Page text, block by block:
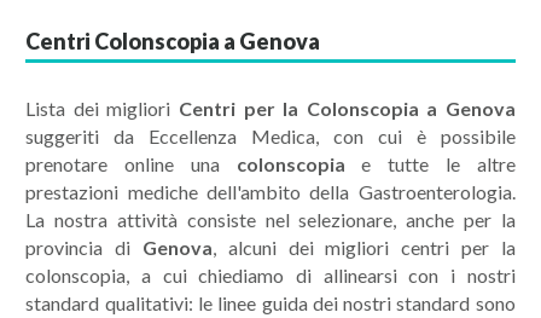
Centri Colonscopia a Genova
Lista dei migliori Centri per la Colonscopia a Genova
suggeriti da Eccellenza Medica, con cui è possibile
prenotare online una colonscopia e tutte le altre
prestazioni mediche dell'ambito della Gastroenterologia.
La nostra attività consiste nel selezionare, anche per la
provincia di Genova, alcuni dei migliori centri per la
colonscopia, a cui chiediamo di allinearsi con i nostri
standard qualitativi: le linee guida dei nostri standard sono